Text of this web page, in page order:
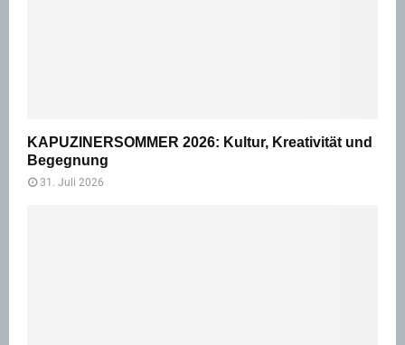
KAPUZINERSOMMER 2026: Kultur, Kreativität und
Begegnung
31. Juli 2026